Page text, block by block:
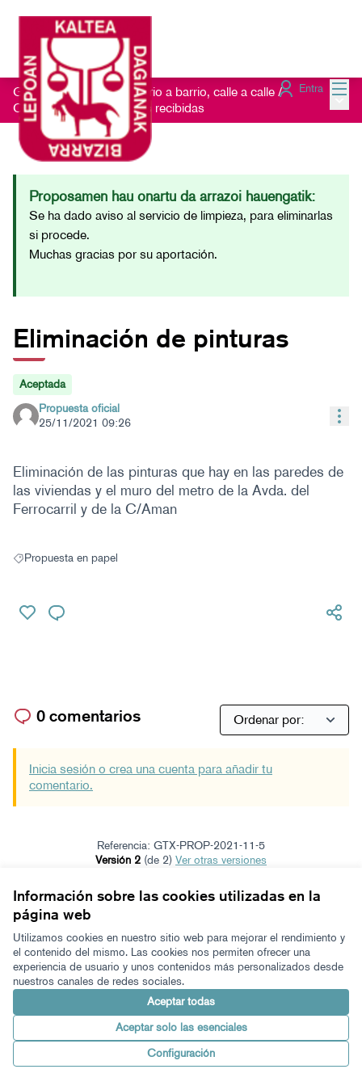
Información sobre las cookies utilizadas en la
página web
Utilizamos cookies en nuestro sitio web para mejorar el rendimiento y
el contenido del mismo. Las cookies nos permiten ofrecer una
experiencia de usuario y unos contenidos más personalizados desde
nuestros canales de redes sociales.
Aceptar todas
Aceptar solo las esenciales
Configuración
Entra
Getxo Txukun 2021 - Barrio a barrio, calle a calle /
Consulta las Sugerencias recibidas
Proposamen hau onartu da arrazoi hauengatik:
Se ha dado aviso al servicio de limpieza, para eliminarlas
si procede.
Muchas gracias por su aportación.
Eliminación de pinturas
Aceptada
Propuesta oficial
25/11/2021 09:26
Eliminación de las pinturas que hay en las paredes de
las viviendas y el muro del metro de la Avda. del
Ferrocarril y de la C/Aman
Resultados al filtrar por: Propuesta en papel
Propuesta en papel
0 comentarios
Inicia sesión o crea una cuenta para añadir tu
comentario.
Referencia: GTX-PROP-2021-11-5
Versión 2 (de 2)
ver otras versiones
Términos y condiciones de uso
Configuración de cookies
Zeugaz en X
(Enlace externo)
Zeugaz en Facebook
(Enlace externo)
Zeugaz en Instagram
(Enlace externo)
Zeugaz en YouTube
(Enlace externo)
Zeugaz en GitHub
(Enlace externo)
Castellano
Aukeratu hizkuntzaElegir el idioma
Made with ❤️ Web creada con software libre.
Con
(Enlace